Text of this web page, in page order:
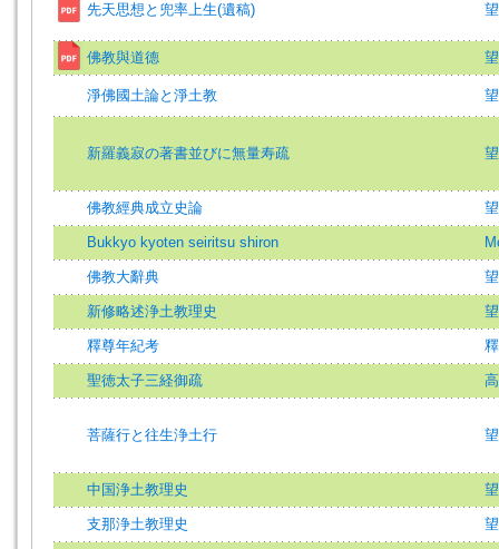
先天思想と兜率上生(遺稿)
佛教與道德
淨佛國土論と淨土教
新羅義寂の著書並びに無量寿疏
佛教經典成立史論
Bukkyo kyoten seiritsu shiron
佛教大辭典
新修略述浄土教理史
釋尊年紀考
聖徳太子三経御疏
菩薩行と往生浄土行
中国浄土教理史
支那浄土教理史